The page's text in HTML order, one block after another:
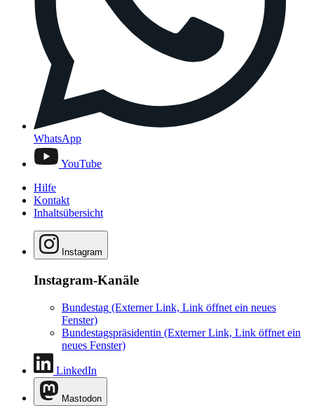
WhatsApp
YouTube
Hilfe
Kontakt
Inhaltsübersicht
Instagram
Instagram-Kanäle
Bundestag (Externer Link, Link öffnet ein neues
Fenster)
Bundestagspräsidentin (Externer Link, Link öffnet ein
neues Fenster)
LinkedIn
Mastodon